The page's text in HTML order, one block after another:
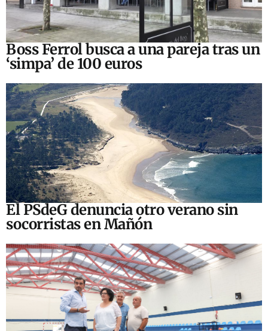
Boss Ferrol busca a una pareja tras un
‘simpa’ de 100 euros
El PSdeG denuncia otro verano sin
socorristas en Mañón